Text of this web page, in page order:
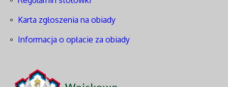
Karta zgłoszenia na obiady
Informacja o opłacie za obiady